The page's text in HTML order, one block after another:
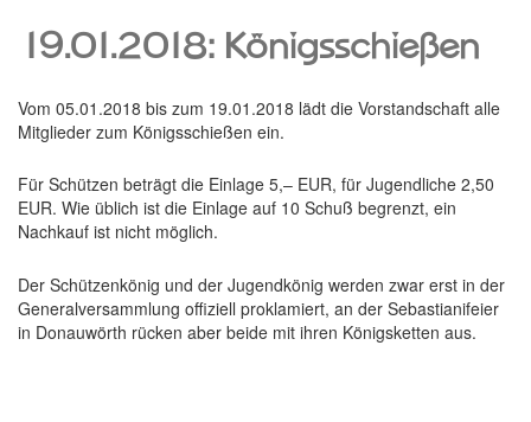
19.01.2018: Königsschießen
Vom 05.01.2018 bis zum 19.01.2018 lädt die Vorstandschaft alle
Mitglieder zum Königsschießen ein.
Für Schützen beträgt die Einlage 5,– EUR, für Jugendliche 2,50
EUR. Wie üblich ist die Einlage auf 10 Schuß begrenzt, ein
Nachkauf ist nicht möglich.
Der Schützenkönig und der Jugendkönig werden zwar erst in der
Generalversammlung offiziell proklamiert, an der Sebastianifeier
in Donauwörth rücken aber beide mit ihren Königsketten aus.